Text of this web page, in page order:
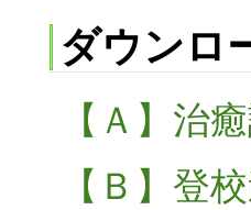
ダウンロ
【Ａ】治
【Ｂ】登